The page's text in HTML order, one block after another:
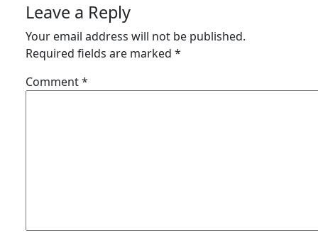
Leave a Reply
Your email address will not be published.
Required fields are marked *
Comment*